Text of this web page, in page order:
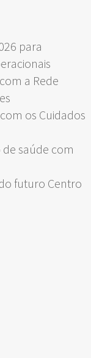
para
a Rede
os Cuidados
saúde com
futuro Centro